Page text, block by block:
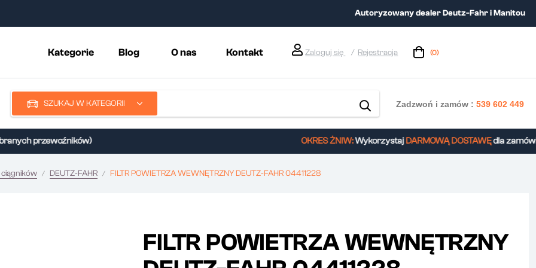
Autoryzowany dealer Deutz-Fahr i Manitou
Kategorie Blog O nas Kontakt Zaloguj się Rejestracja (0)
SZUKAJ W KATEGORII Zadzwoń i zamów :539 602 449
przewoźników) OKRES ŻNIW:WykorzystajDARMOWĄ DOSTAWĘdla
DEUTZ-FAHR FILTR POWIETRZA WEWNĘTRZNY DEUTZ-FAHR 04411228
FILTR POWIETRZA WEWNĘTRZNY